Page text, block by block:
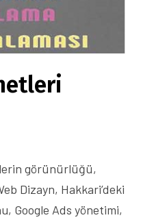
görünürlüğü,
Dizayn, Hakkari’deki
Google Ads yönetimi,